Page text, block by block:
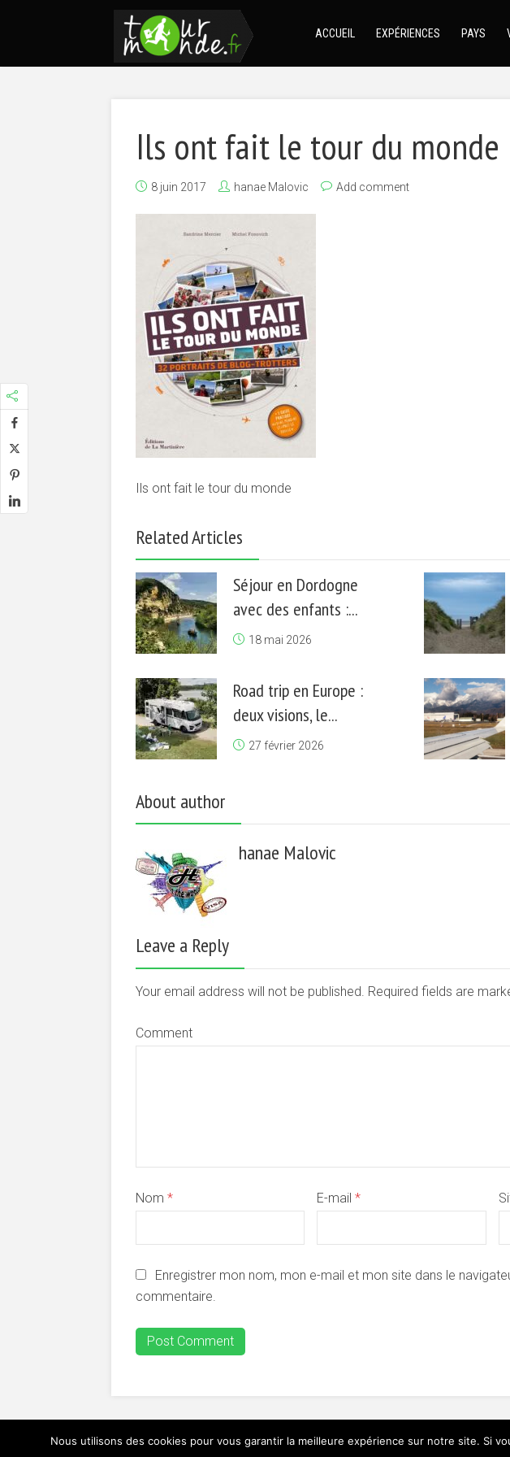
ACCUEIL EXPÉRIENCES PAYS
Ils ont fait le tour du monde
8 juin 2017 hanae Malovic Add comment
Ils ont fait le tour du monde
Related Articles
Séjour en Dordogne
avec des enfants :...
18 mai 2026
Road trip en Europe :
deux visions, le...
27 février 2026
About author
hanae Malovic
Leave a Reply
Your email address will not be published. Required fields are
Comment
Nom * E-mail*
Enregistrer mon nom, mon e-mail et mon site dans le
commentaire.
Copyright © 2014. Created byMeks. Powered byWordPress.
Nous utilisons des cookies pour vous garantir la meilleure expérience sur notre site. Si